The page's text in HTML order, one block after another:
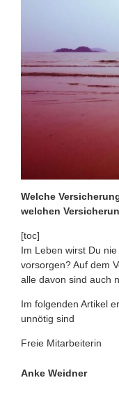
Welche
welchen
[toc]
Im Leben wirst Du
vorsorgen? Auf dem
alle davon sind auch
Im folgenden Artikel
unnötig sind
Freie Mitarbeiterin
Anke Weidner